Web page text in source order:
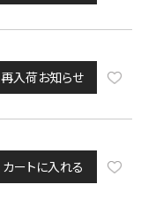
再入荷お知らせ
カートに入れる